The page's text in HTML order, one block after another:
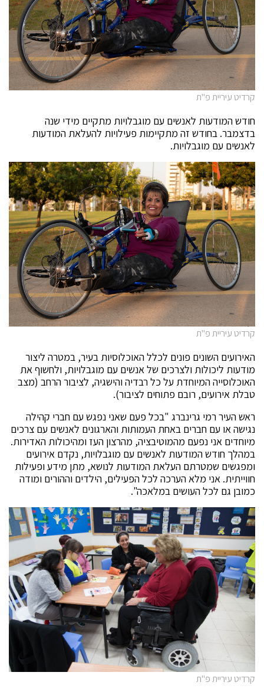
קרדיט עיריית פ"ת
חודש המודעות לאנשים עם מוגבלויות מתקיים מידי שנה
בדצמבר. בחודש זה מתקיימות פעילויות להעלאת המודעות
לאנשים עם מוגבלויות.
קרדיט עיריית פ"ת
האירועים השונים פונים לכלל האוכלוסיות בעיר, במטרה ליצור
מודעות ליכולות ולצרכים של אנשים עם מוגבלויות, ולחשוף את
האוכלוסייה המיוחדת על כל רבדיה והישגיה, לציבור הרחב (מצב
טבלת אירועים, רובם פתוחים לציבור).
ראש העיר רמי גרינברג "בכל פעם שאני נפגש עם חברי קהילה
נגישה או עם חברים באחת העמותות והארגונים לאנשים עם צרכים
מיוחדים אני נפעם מהמוטיבציה, מהרצון העז ומהיכולות האדירות.
במהלך חודש המודעות לאנשים עם מוגבלויות, נקדם אירועים
ומפגשים שמטרתם העלאת המודעות לנושא, מתן מידע ופעילות
חווייתית. אני מלא הערכה לכל הפעילים, הילדים וההורים ומודה
כמובן גם לכל העושים במלאכה".
קרדיט עיריית פ"ת